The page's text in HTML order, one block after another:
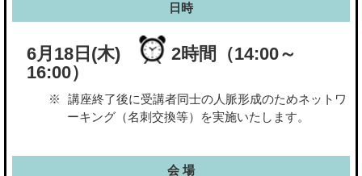
日時
6月18日(木)
2時間（14:00～
16:00）
講座終了後に受講者同士の人脈形成のためネットワ
ーキング（名刺交換等）を実施いたします。
会 場